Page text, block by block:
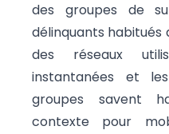
des groupes de
délinquants habitués
des réseaux
instantanées et
groupes savent
contexte pour